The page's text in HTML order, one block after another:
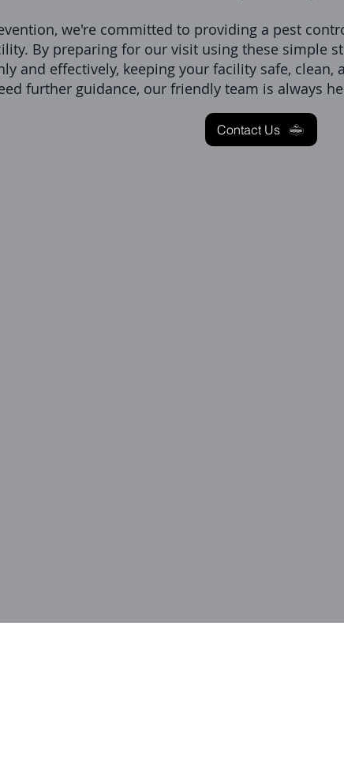
we're committed to providing a pest
By preparing for our visit using these simple
and effectively, keeping your facility safe,
further guidance, our friendly team is always
Contact Us